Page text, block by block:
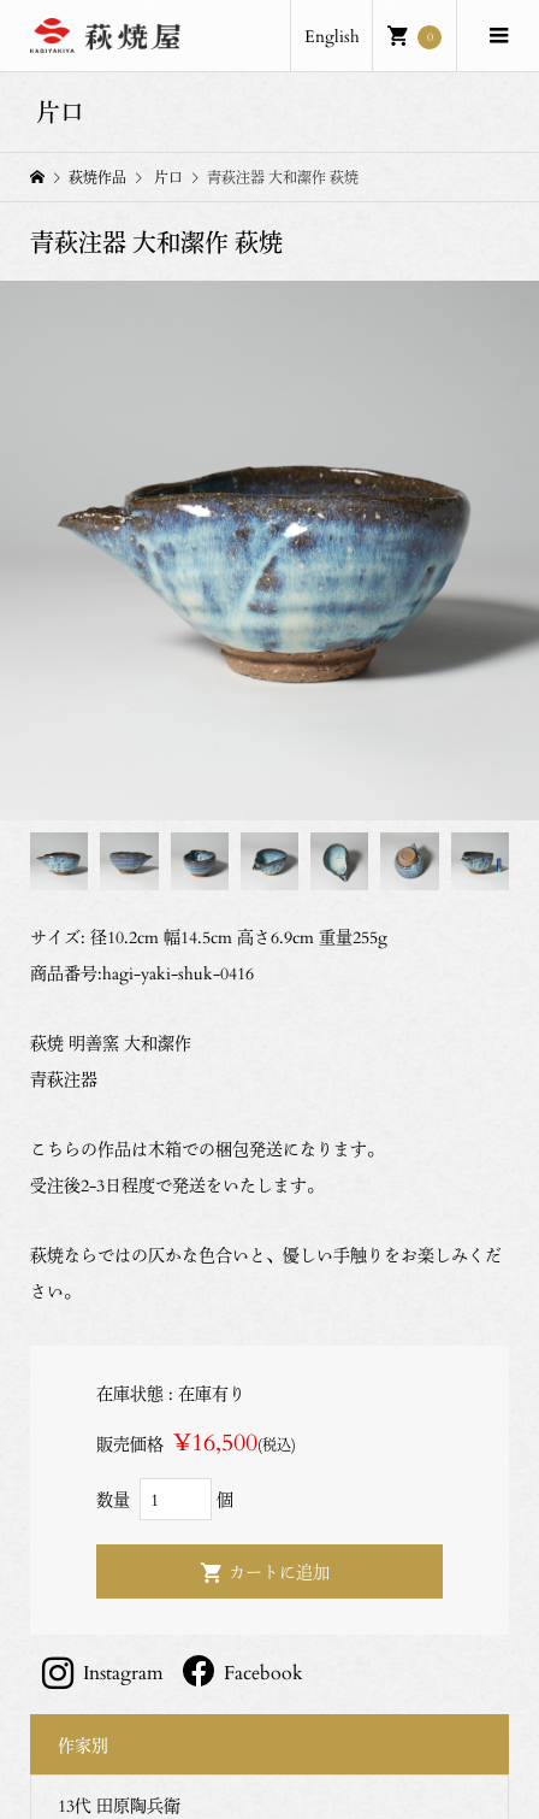
English 0
片口
萩焼作品 片口 青萩注器 大和潔作 萩焼
青萩注器 大和潔作 萩焼
サイズ: 径10.2cm 幅14.5cm 高さ6.9cm 重量255g
商品番号:hagi-yaki-shuk-0416
萩焼 明善窯 大和潔作
青萩注器
こちらの作品は木箱での梱包発送になります。
受注後2-3日程度で発送をいたします。
萩焼ならではの仄かな色合いと、優しい手触りをお楽しみくだ
さい。
在庫状態 : 在庫有り
販売価格 ¥16,500(税込)
数量 個
Instagram Facebook
作家別
13代 田原陶兵衛